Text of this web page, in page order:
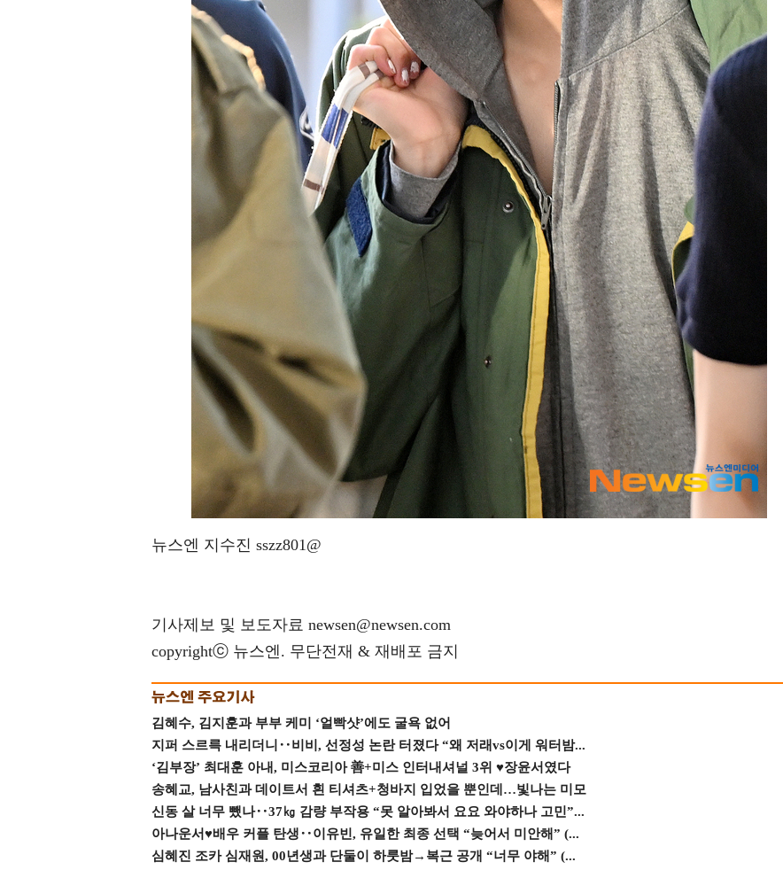
뉴스엔 지수진 sszz801@
기사제보 및 보도자료 newsen@newsen.com
copyrightⓒ 뉴스엔. 무단전재 & 재배포 금지
김혜수, 김지훈과 부부 케미 ‘얼빡샷’에도 굴욕 없어
지퍼 스르륵 내리더니‥비비, 선정성 논란 터졌다 “왜 저래vs이게 워터밤...
‘김부장’ 최대훈 아내, 미스코리아 善+미스 인터내셔널 3위 ♥장윤서였다
송혜교, 남사친과 데이트서 흰 티셔츠+청바지 입었을 뿐인데…빛나는 미모
신동 살 너무 뺐나‥37㎏ 감량 부작용 “못 알아봐서 요요 와야하나 고민”...
아나운서♥배우 커플 탄생‥이유빈, 유일한 최종 선택 “늦어서 미안해” (...
심혜진 조카 심재원, 00년생과 단둘이 하룻밤→복근 공개 “너무 야해” (...